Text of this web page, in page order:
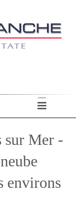
sur Mer -
environs